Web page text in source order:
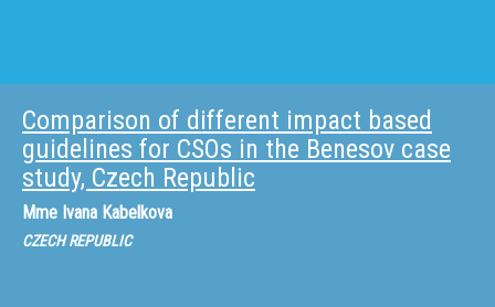
Comparison of different impact based
guidelines for CSOs in the Benesov case
study, Czech Republic
Mme Ivana Kabelkova
CZECH REPUBLIC